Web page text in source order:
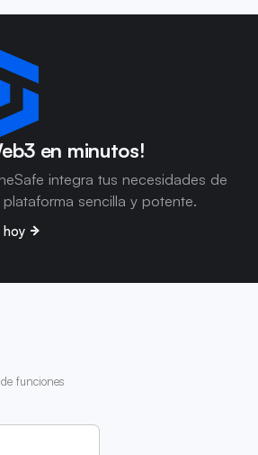
en minutos!
integra tus necesidades de
sencilla y potente.
hoy
funciones